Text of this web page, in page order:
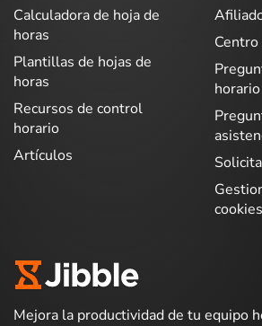
Calculadora de hoja de
horas
Plantillas de hojas de
horas
Recursos de control
horario
Artículos
Centro
horario
cookies
Mejora la productividad de tu equipo